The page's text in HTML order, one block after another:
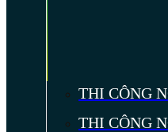
THI CÔNG
THI CÔNG